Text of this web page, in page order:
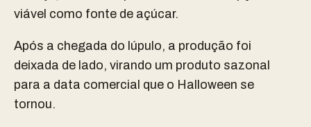
viável como fonte de açúcar.
Após a chegada do lúpulo, a produção foi
deixada de lado, virando um produto sazonal
para a data comercial que o Halloween se
tornou.